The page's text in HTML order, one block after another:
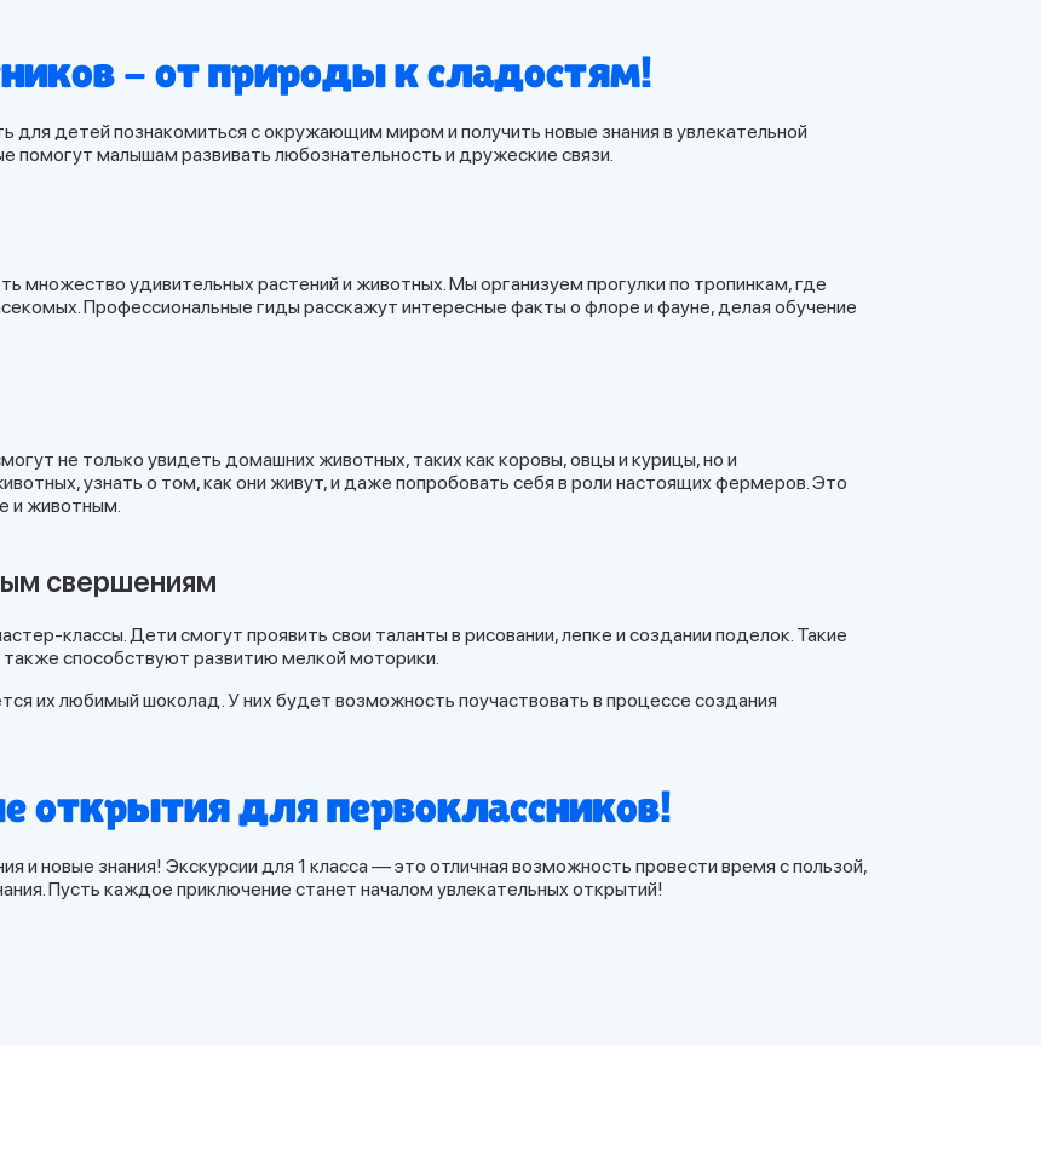
- от природы к сладостям!
детей познакомиться с окружающим миром и получить новые знания в увлекательной
малышам развивать любознательность и дружеские связи.
множество удивительных растений и животных. Мы организуем прогулки по тропинкам, где
Профессиональные гиды расскажут интересные факты о флоре и фауне, делая обучение
не только увидеть домашних животных, таких как коровы, овцы и курицы, но и
узнать о том, как они живут, и даже попробовать себя в роли настоящих фермеров. Это
и животным.
свершениям
классы. Дети смогут проявить свои таланты в рисовании, лепке и создании поделок. Такие
также способствуют развитию мелкой моторики.
их любимый шоколад. У них будет возможность поучаствовать в процессе создания
открытия для первоклассников!
новые знания! Экскурсии для 1 класса — это отличная возможность провести время с пользой,
Пусть каждое приключение станет началом увлекательных открытий!